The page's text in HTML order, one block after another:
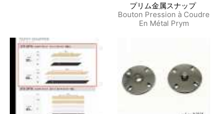
プリム金属スナップ
Bouton Pression à Coudre
En Métal Prym